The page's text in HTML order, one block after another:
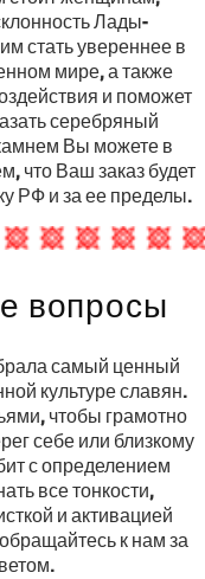
Лады-
стать увереннее в
мире, а также
и поможет
серебряный
Вы можете в
что Ваш заказ будет
РФ и за ее пределы.
вопросы
самый ценный
культуре славян.
чтобы грамотно
себе или близкому
с определением
все тонкости,
и активацией
к нам за